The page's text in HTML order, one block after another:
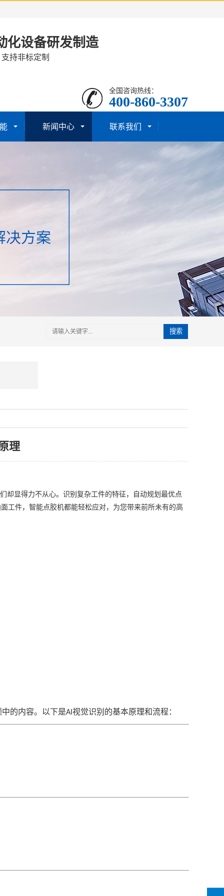
化设备研发制造
支持非标定制
全国咨询热线：
400-860-3307
新闻中心 联系我们
搜索
理
却显得力不从心。识别复杂工件的特征，自动规划最优点
工件，智能点胶机都能轻松应对，为您带来前所未有的高
中的内容。以下是AI 视觉识别的基本原理和流程：